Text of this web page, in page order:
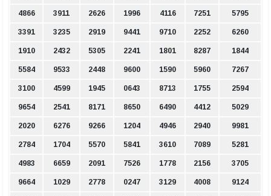
4866 3911 2626 1996 4116 7251 5795
3391 3235 2919 9441 9710 2252 6260
1910 2432 5305 2241 1801 8287 1844
5584 9533 2448 9600 1590 5960 7267
3100 4599 1945 0643 8713 1755 2594
9654 2541 8171 8650 6490 4412 5029
2020 6276 9266 1204 4946 2940 9981
2784 1704 5570 5841 3610 7089 5281
4983 6659 2091 7526 1778 2156 3705
9664 1029 2778 0247 3129 4008 9124